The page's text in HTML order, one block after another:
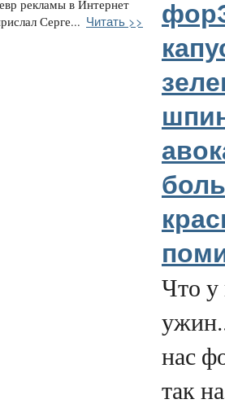
рекламы в Интернет
Серге... Читать >>
Что у
нас
так